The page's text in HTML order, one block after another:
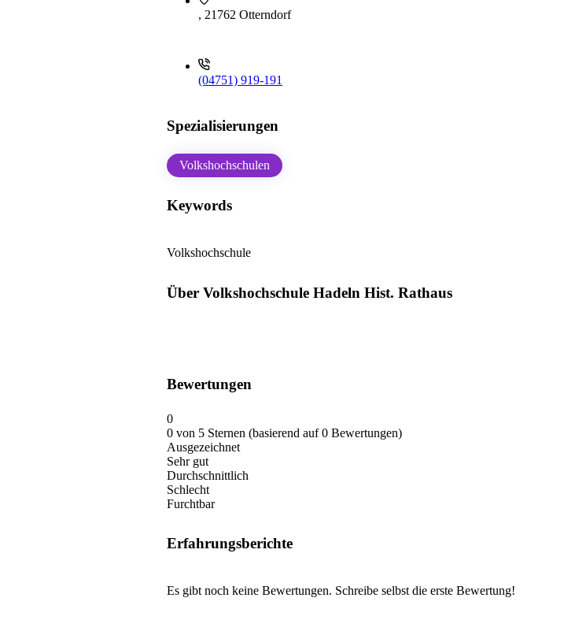
, 21762 Otterndorf
(04751) 919-191
Spezialisierungen
Volkshochschulen
Keywords
Volkshochschule
Über Volkshochschule Hadeln Hist. Rathaus
Bewertungen
0
0 von 5 Sternen (basierend auf 0 Bewertungen)
Ausgezeichnet
Sehr gut
Durchschnittlich
Schlecht
Furchtbar
Erfahrungsberichte
Es gibt noch keine Bewertungen. Schreibe selbst die erste Bewertung!